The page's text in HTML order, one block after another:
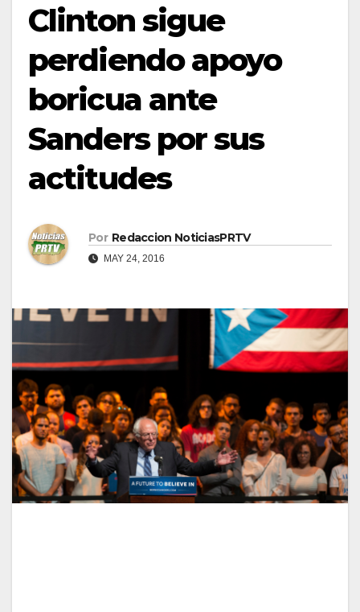
Clinton sigue
perdiendo apoyo
boricua ante
Sanders por sus
actitudes
Por Redaccion NoticiasPRTV
MAY 24, 2016